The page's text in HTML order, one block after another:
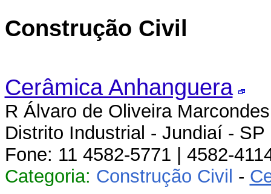
Construção Civil
Cerâmica Anhanguera
R Álvaro de Oliveira
Distrito Industrial - Jundiaí - SP
Fone: 11 4582-5771 | 4582-
Categoria: Construção Civil -